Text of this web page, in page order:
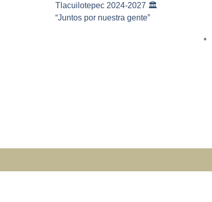
Tlacuilotepec 2024-2027 🏛️
“Juntos por nuestra gente”